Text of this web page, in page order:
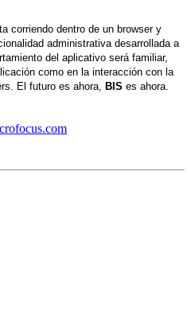
corriendo dentro de un browser y
administrativa desarrollada a
del aplicativo será familiar,
como en la interacción con la
El futuro es ahora, BIS es ahora.